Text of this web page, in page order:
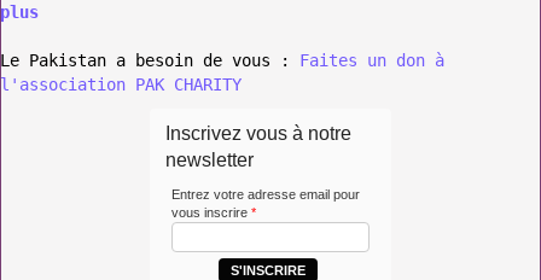
plus
Le Pakistan a besoin de vous : Faites un don à
l'association PAK CHARITY
Inscrivez vous à notre
newsletter
Entrez votre adresse email pour
vous inscrire *
S'INSCRIRE